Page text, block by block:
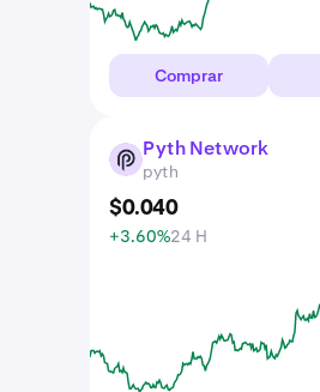
Comprar
PYTH Pyth Network
pyth
$0.040
+3.60%24 H